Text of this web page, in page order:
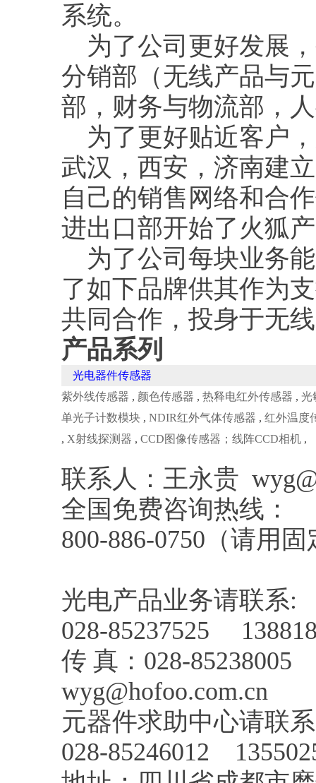
系统。
为了公司更好发展
分销部（无线产品与
部，财务与物流部，
为了更好贴近客户
武汉，西安，济南建
自己的销售网络和合
进出口部开始了火狐
为了公司每块业务
了如下品牌供其作为
共同合作，投身于无
产品系列
光电器件传感器
紫外线传感器 , 颜色传感器 , 热释电红外传感器 , 光
单光子计数模块, NDIR红外气体传感器 , 红外温度
, X射线探测器 , CCD图像传感器；线阵CCD相机,
联系人：王永贵
全国免费咨询热线
800-886-0750（请用
光电产品业务请联系:
028-85237525
传 真：028-
wyg@hofoo.com.cn
元器件求助中心请联
028-85246012